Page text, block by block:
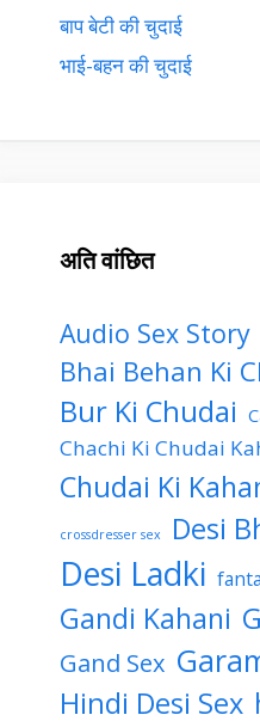
बाप बेटी की चुदाई
भाई-बहन की चुदाई
अति वांछित
Audio Sex Story
Bhai Behan Ki
Bur Ki Chudai
Chachi Ki Chudai
Chudai Ki
crossdresser sex Desi
Desi Ladki
Gandi Kahani
Gand Sex
Hindi Desi Sex